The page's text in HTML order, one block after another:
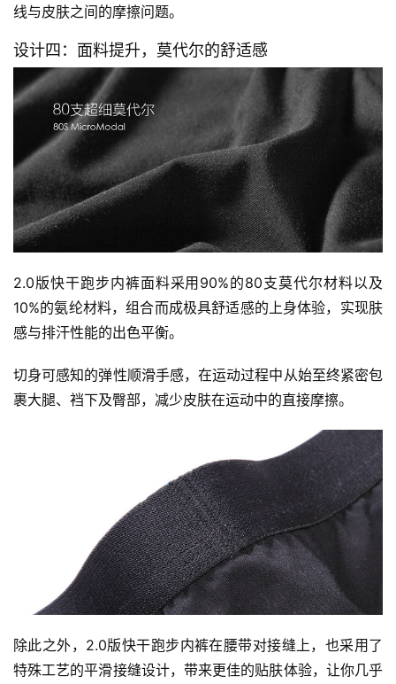
线与皮肤之间的摩擦问题。
设计四：面料提升，莫代尔的舒适感
2.0版快干跑步内裤面料采用90%的80支莫代尔材料以及
10%的氨纶材料，组合而成极具舒适感的上身体验，实现肤
感与排汗性能的出色平衡。
切身可感知的弹性顺滑手感，在运动过程中从始至终紧密包
裹大腿、裆下及臀部，减少皮肤在运动中的直接摩擦。
除此之外，2.0版快干跑步内裤在腰带对接缝上，也采用了
特殊工艺的平滑接缝设计，带来更佳的贴肤体验，让你几乎